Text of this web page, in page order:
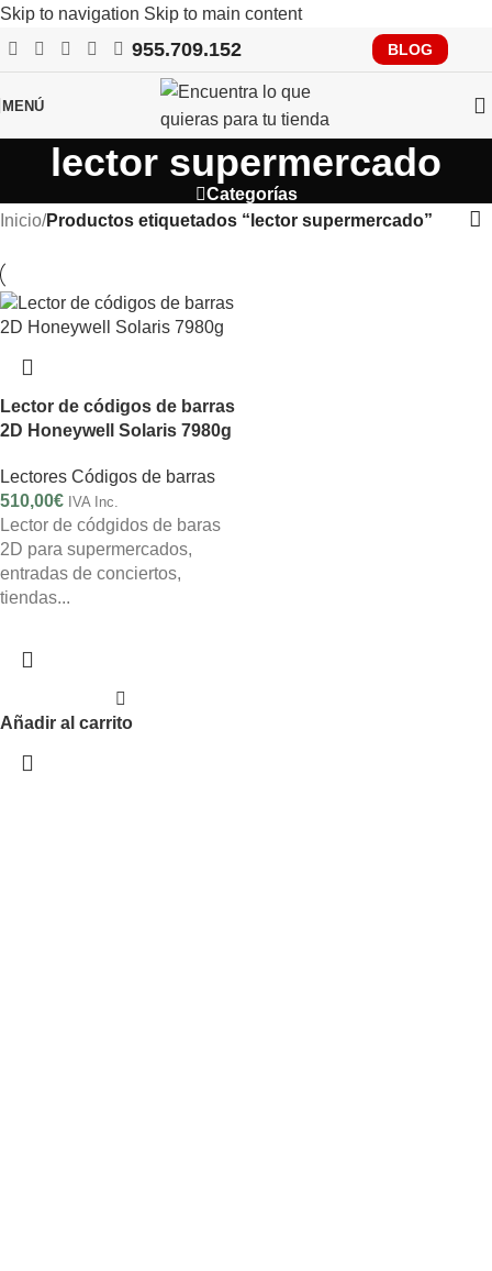
Skip to navigation Skip to main content
RECUERDA QUE PRONTO TENDRÁS QUE CUMPLIR CON
VERIFACTU, CONSÚLTANOS
955.709.152 BLOG
MENÚ
lector supermercado
Categorías
Inicio/Productos etiquetados “lector supermercado”
Lector de códigos de barras
2D Honeywell Solaris 7980g
Lectores Códigos de barras
510,00€ IVA Inc.
Lector de códgidos de baras
2D para supermercados,
entradas de conciertos,
tiendas...
Añadir al carrito